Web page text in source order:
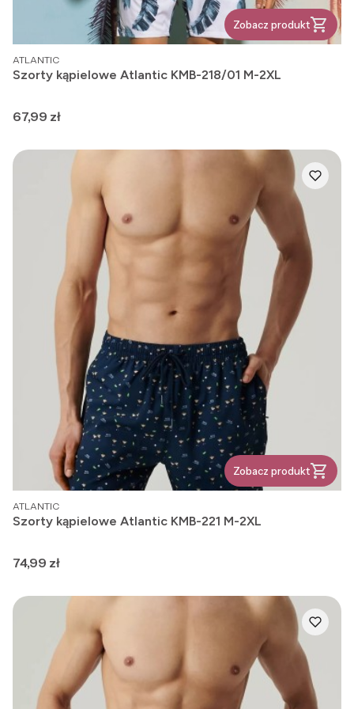
Zobacz produkt
PRODUCENT
ATLANTIC
Szorty kąpielowe Atlantic KMB-218/01 M-2XL
Cena
67,99 zł
Zobacz produkt
PRODUCENT
ATLANTIC
Szorty kąpielowe Atlantic KMB-221 M-2XL
Cena
74,99 zł